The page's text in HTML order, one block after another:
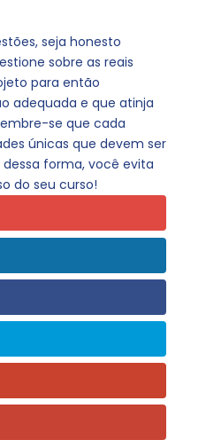
seja honesto
sobre as reais
para então
adequada e que atinja
se que cada
únicas que devem ser
forma, você evita
do seu curso!